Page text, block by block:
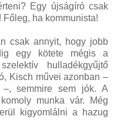
Egy újságíró csak
ha kommunista!
csak annyit, hogy jobb
egy kötete mégis a
hulladékgyűjtő
Kisch művei azonban –
–, semmire sem jók. A
munka vár. Még
kigyomlálni a hazug